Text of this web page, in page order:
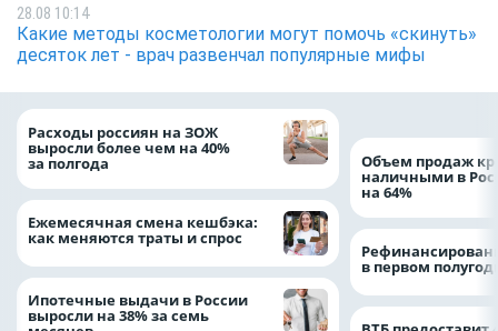
28.08 10:14
Какие методы косметологии могут помочь «скинуть»
десяток лет - врач развенчал популярные мифы
Расходы россиян на ЗОЖ
выросли более чем на 40%
за полгода
Ежемесячная смена кешбэка:
как меняются траты и спрос
Ипотечные выдачи в России
выросли на 38% за семь
Объем продаж
наличными в
на 64%
в первом